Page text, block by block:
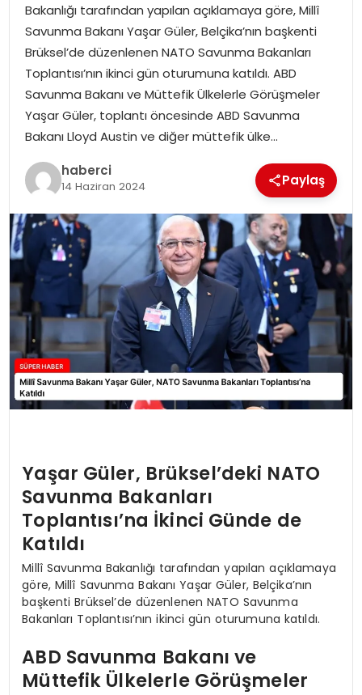
SAĞLIK
SIYASET
SPOR
TEKNOLOJI
YAŞAM
Bakanlığı tarafından yapılan açıklamaya göre, Millî
Savunma Bakanı Yaşar Güler, Belçika’nın başkenti
Brüksel’de düzenlenen NATO Savunma Bakanları
Toplantısı’nın ikinci gün oturumuna katıldı. ABD
Savunma Bakanı ve Müttefik Ülkelerle Görüşmeler
Yaşar Güler, toplantı öncesinde ABD Savunma
Bakanı Lloyd Austin ve diğer müttefik ülke…
haberci
14 Haziran 2024 Paylaş
Yaşar Güler, Brüksel’deki NATO
Savunma Bakanları
Toplantısı’na İkinci Günde de
Katıldı
Millî Savunma Bakanlığı tarafından yapılan açıklamaya
göre, Millî Savunma Bakanı Yaşar Güler, Belçika’nın
başkenti Brüksel’de düzenlenen NATO Savunma
Bakanları Toplantısı’nın ikinci gün oturumuna katıldı.
ABD Savunma Bakanı ve
Müttefik Ülkelerle Görüşmeler